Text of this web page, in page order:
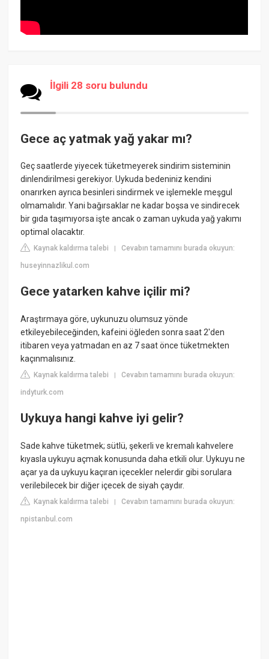
İlgili 28 soru bulundu
Gece aç yatmak yağ yakar mı?
Geç saatlerde yiyecek tüketmeyerek sindirim sisteminin
dinlendirilmesi gerekiyor. Uykuda bedeniniz kendini
onarırken ayrıca besinleri sindirmek ve işlemekle meşgul
olmamalıdır. Yani bağırsaklar ne kadar boşsa ve sindirecek
bir gıda taşımıyorsa işte ancak o zaman uykuda yağ yakımı
optimal olacaktır.
Kaynak kaldırma talebi |Cevabın tamamını burada okuyun:
huseyinnazlikul.com
Gece yatarken kahve içilir mi?
Araştırmaya göre, uykunuzu olumsuz yönde
etkileyebileceğinden, kafeini öğleden sonra saat 2'den
itibaren veya yatmadan en az 7 saat önce tüketmekten
kaçınmalısınız.
Kaynak kaldırma talebi |Cevabın tamamını burada okuyun:
indyturk.com
Uykuya hangi kahve iyi gelir?
Sade kahve tüketmek; sütlü, şekerli ve kremalı kahvelere
kıyasla uykuyu açmak konusunda daha etkili olur. Uykuyu ne
açar ya da uykuyu kaçıran içecekler nelerdir gibi sorulara
verilebilecek bir diğer içecek de siyah çaydır.
Kaynak kaldırma talebi |Cevabın tamamını burada okuyun:
npistanbul.com